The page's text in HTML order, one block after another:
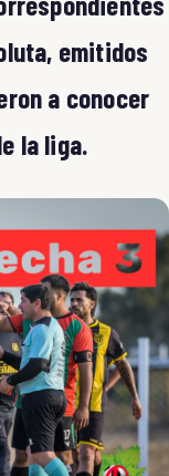
emitidos
a conocer
la liga.